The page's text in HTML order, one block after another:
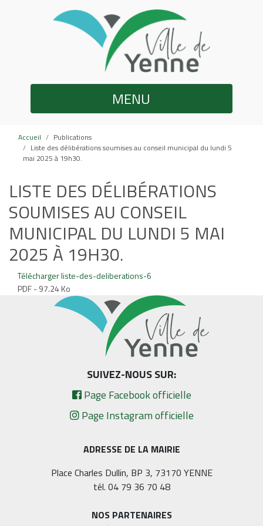
MENU
Accueil
Publications
Liste des délibérations soumises au conseil municipal du lundi 5
mai 2025 à 19h30.
LISTE DES DÉLIBÉRATIONS
SOUMISES AU CONSEIL
MUNICIPAL DU LUNDI 5 MAI
2025 À 19H30.
Télécharger liste-des-deliberations-6
PDF - 97.24 Ko
ADRESSE DE LA MAIRIE
Place Charles Dullin, BP 3, 73170 YENNE
tél. 04 79 36 70 48
NOS PARTENAIRES
SUIVEZ-NOUS SUR:
Page Facebook officielle
Page Instagram officielle